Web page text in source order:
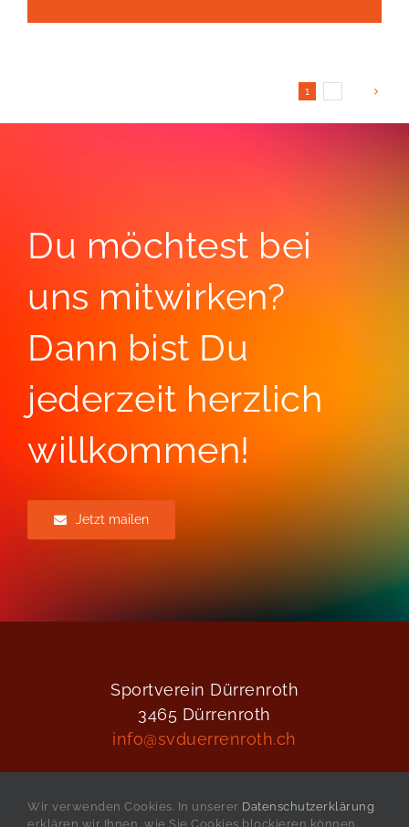
1
Du möchtest bei
uns mitwirken?
Dann bist Du
jederzeit herzlich
willkommen!
Jetzt mailen
Sportverein Dürrenroth
3465 Dürrenroth
info@svduerrenroth.ch
Wir verwenden Cookies. In unserer Datenschutzerklärung
erklären wir Ihnen, wie Sie Cookies blockieren können.